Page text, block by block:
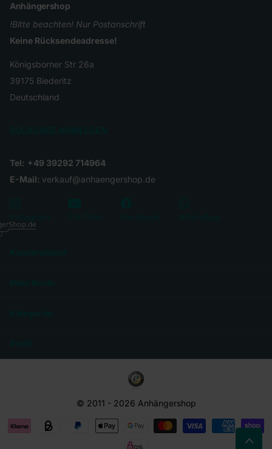
Anhängershop
!Bitte beachten! Nur Postanschrift
Keine Rücksendeadresse!
Königsborner Str 26a
39175 Biederitz
Deutschland
Tel: +49 39292 714964
E-Mail: verkauf@anhaengershop.de
© 2011 - 2026 Anhängershop